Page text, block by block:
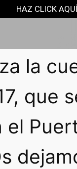
HAZ CLICK
la
que